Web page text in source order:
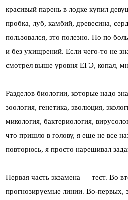
красивый парень в лодке купил
пробка, луб, камбий, древесина,
пользовался, это полезно. Но по
и без ухищрений. Если чего-то не
смотрел выше уровня ЕГЭ, копал,
Разделов биологии, которые надо
зоология, генетика, эволюция,
микология, бактериология,
что пришло в голову, я еще не все
повторюсь, я просто нарешивал
Первая часть экзамена — тест. Во
прогнозируемые линии. Во-первых,